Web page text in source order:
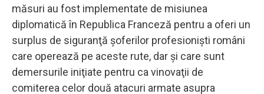
măsuri au fost implementate de misiunea
diplomatică în Republica Franceză pentru a oferi un
surplus de siguranţă şoferilor profesionişti români
care operează pe aceste rute, dar şi care sunt
demersurile iniţiate pentru ca vinovaţii de
comiterea celor două atacuri armate asupra